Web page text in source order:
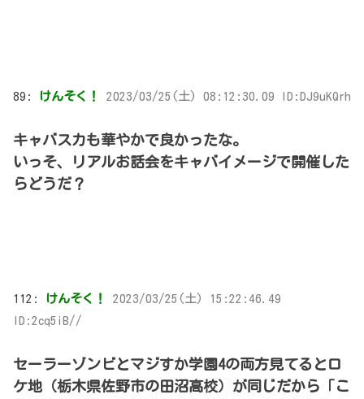
89: けんそく！ 2023/03/25(土) 08:12:30.09 ID:DJ9uKQrh
キャバスカも華やかで良かったな。
いっそ、リアルお話会をキャバイメージで開催した
らどうだ？
112: けんそく！
2023/03/25(土) 15:22:46.49
ID:2cq5iB//
セーラーゾンビとマジすか学園4の両方見てるとロ
ケ地（栃木県佐野市の田沼高校）が同じだから「こ